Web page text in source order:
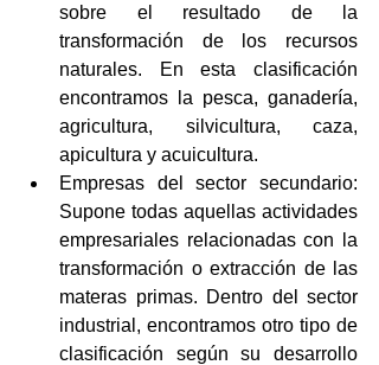
sobre el resultado de la
transformación de los recursos
naturales. En esta clasificación
encontramos la pesca, ganadería,
agricultura, silvicultura, caza,
apicultura y acuicultura.
Empresas del sector secundario:
Supone todas aquellas actividades
empresariales relacionadas con la
transformación o extracción de las
materas primas. Dentro del sector
industrial, encontramos otro tipo de
clasificación según su desarrollo